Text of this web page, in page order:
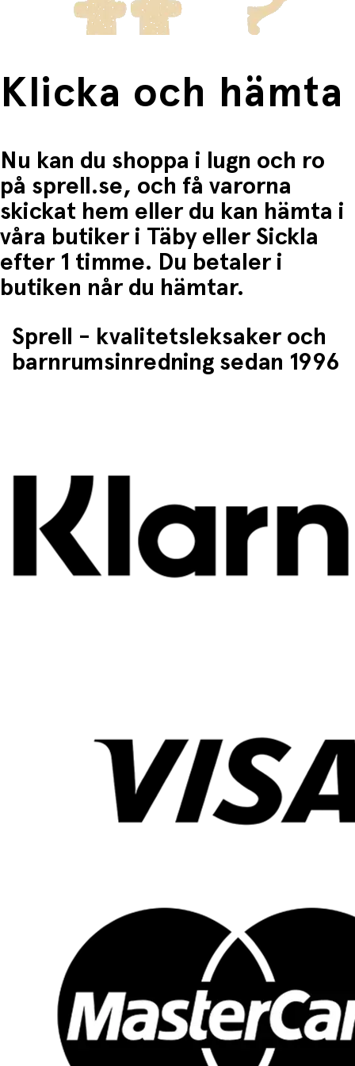
Klicka och hämta
Nu kan du shoppa i lugn och ro
på sprell.se, och få varorna
skickat hem eller du kan hämta i
våra butiker i Täby eller Sickla
efter 1 timme. Du betaler i
butiken når du hämtar.
Sprell - kvalitetsleksaker och
barnrumsinredning sedan 1996